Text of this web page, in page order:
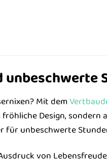
unbeschwerte
Mit dem
Design,
unbeschwerte
von